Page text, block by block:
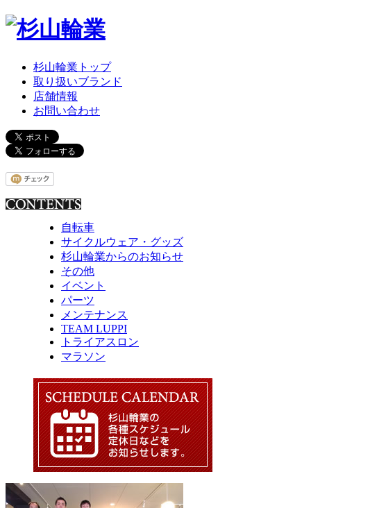
杉山輪業トップ
取り扱いブランド
店舗情報
お問い合わせ
自転車
サイクルウェア・グッズ
杉山輪業からのお知らせ
その他
イベント
パーツ
メンテナンス
TEAM LUPPI
トライアスロン
マラソン